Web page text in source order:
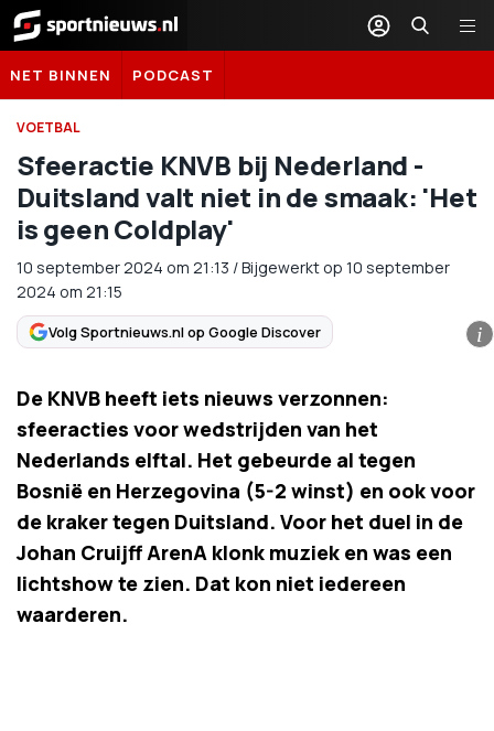
Sportnieuws.nl
NET BINNEN PODCAST
VOETBAL
Sfeeractie KNVB bij Nederland -
Duitsland valt niet in de smaak: 'Het
is geen Coldplay'
10 september 2024 om 21:13 /Bijgewerkt op 10 september
2024 om 21:15
Volg Sportnieuws.nl op Google Discover i
De KNVB heeft iets nieuws verzonnen:
sfeeracties voor wedstrijden van het
Nederlands elftal. Het gebeurde al tegen
Bosnië en Herzegovina (5-2 winst) en ook voor
de kraker tegen Duitsland. Voor het duel in de
Johan Cruijff ArenA klonk muziek en was een
lichtshow te zien. Dat kon niet iedereen
waarderen.